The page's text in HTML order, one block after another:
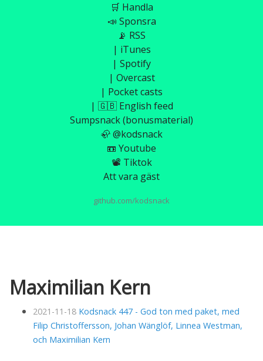
🛒 Handla
📣 Sponsra
📡 RSS
| iTunes
| Spotify
| Overcast
| Pocket casts
| 🇬🇧 English feed
Sumpsnack (bonusmaterial)
🦣 @kodsnack
📼 Youtube
📽️ Tiktok
Att vara gäst
github.com/kodsnack
Maximilian Kern
2021-11-18 Kodsnack 447 - God ton med paket, med
Filip Christoffersson, Johan Wänglöf, Linnea Westman,
och Maximilian Kern